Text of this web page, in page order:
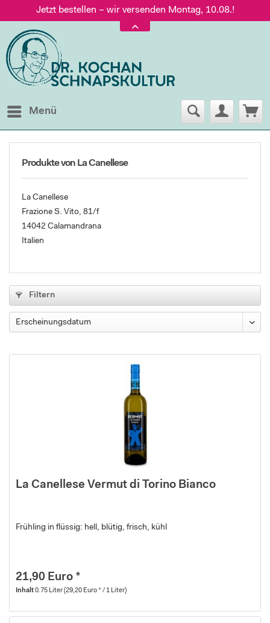
Jetzt bestellen – wir versenden Montag, 10.08.!
Versand nur 5,60 €, gratis ab 95 € Warenwert
Jetzt bestellen – wir versenden Montag, 10.08.!
Menü
Produkte von La Canellese
La Canellese
Frazione S. Vito, 81/f
14042 Calamandrana
Italien
Filtern
La Canellese Vermut di Torino Bianco
Frühling in flüssig: hell, blütig, frisch, kühl
21,90 Euro *
Inhalt0.75 Liter(29,20 Euro * / 1 Liter)